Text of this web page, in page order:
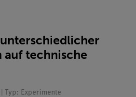
auf technische
Typ: Experimente